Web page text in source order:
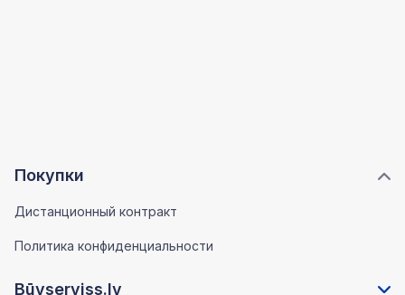
Покупки
Дистанционный контракт
Политика конфиденциальности
Būvserviss.lv